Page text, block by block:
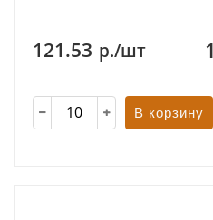
121.53 р./шт
В корзину